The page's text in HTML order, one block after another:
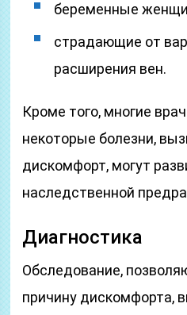
беременные
страдающие от
расширения вен.
Кроме того, многие
некоторые болезни,
дискомфорт, могут
наследственной
Диагностика
Обследование,
причину дискомфорта,